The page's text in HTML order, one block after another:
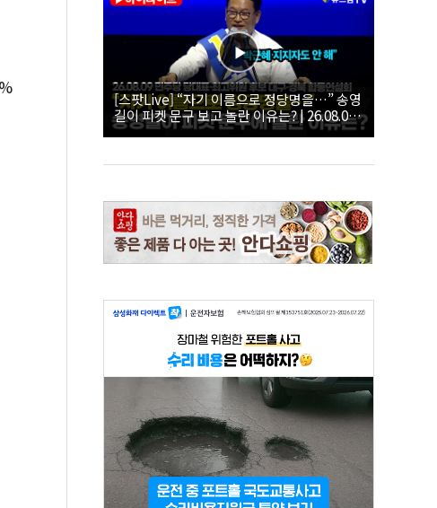
[스팟Live] “자기 이름으로 정당명을…” 송영
길이 피켓 문구 보고 놀란 이유는? | 26.08.09
더불어민주당 당대표·최고위원 후보 대구·경